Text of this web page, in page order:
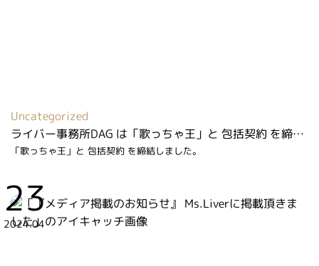
Uncategorized
ライバー事務所DAG は「歌っちゃ王」と 包括契約 を締結しました
「歌っちゃ王」と 包括契約 を締結しました。
23
2024.04